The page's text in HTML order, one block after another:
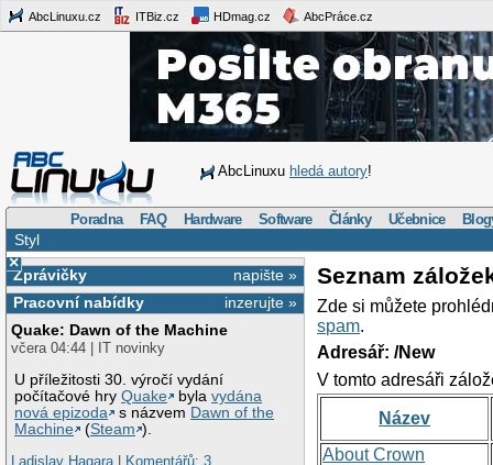
AbcLinuxu.cz ITBiz.cz HDmag.cz AbcPráce.cz
AbcLinuxu hledá autory!
Poradna FAQ Hardware Software Články Učebnice
Styl
×
napište »
Zprávičky
inzerujte »
Pracovní nabídky
Quake: Dawn of the Machine
včera 04:44 | IT novinky
U příležitosti 30. výročí vydání
počítačové hryQuake bylavydána
nová epizoda
s názvem Dawn of the
Machine
(Steam ).
Ladislav Hagara| Komentářů: 3
Seznam
Zde si můžete
spam.
Adresář: /New
V tomto adresáři
Název
About Crown